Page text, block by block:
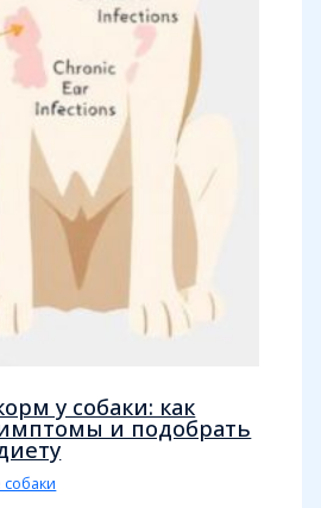
у собаки: как
и подобрать